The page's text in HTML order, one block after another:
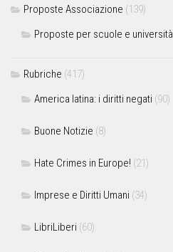
Proposte Associazione (139)
Proposte per scuole e università
Rubriche (417)
America latina: i diritti negati (90)
Buone Notizie (8)
Hate Crimes in Europe! (21)
Imprese e Diritti Umani (34)
LibriLiberi (60)